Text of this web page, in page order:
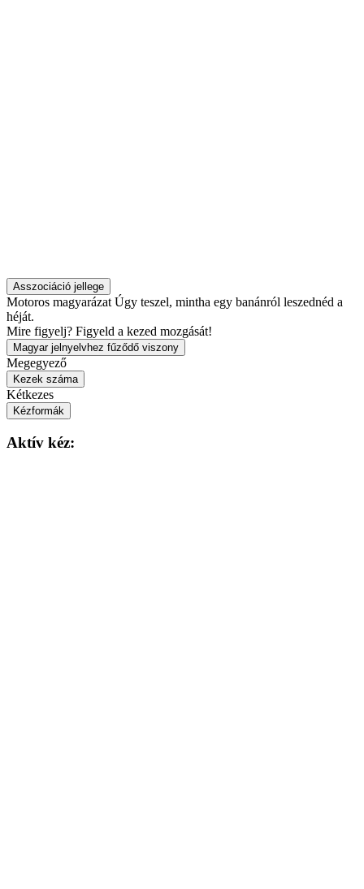
Asszociáció jellege
Motoros magyarázat Úgy teszel, mintha egy banánról leszednéd a
héját.
Mire figyelj? Figyeld a kezed mozgását!
Magyar jelnyelvhez fűződő viszony
Megegyező
Kezek száma
Kétkezes
Kézformák
Aktív kéz: